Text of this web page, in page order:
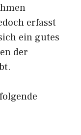
erfasst
ein gutes
der